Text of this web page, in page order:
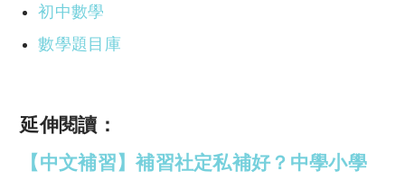
初中數學
數學題目庫
延伸閱讀：
【中文補習】補習社定私補好？中學小學